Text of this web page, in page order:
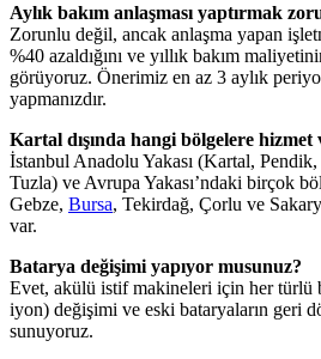
Aylık bakım anlaşması yaptırmak
Zorunlu değil, ancak anlaşma yapan
%40 azaldığını ve yıllık bakım
görüyoruz. Önerimiz en az 3 aylık
yapmanızdır.
Kartal dışında hangi bölgelere
İstanbul Anadolu Yakası (Kartal,
Tuzla) ve Avrupa Yakası’ndaki birçok
Gebze, Bursa, Tekirdağ, Çorlu ve
var.
Batarya değişimi yapıyor musunuz?
Evet, akülü istif makineleri için her türlü
iyon) değişimi ve eski bataryaların geri
sunuyoruz.